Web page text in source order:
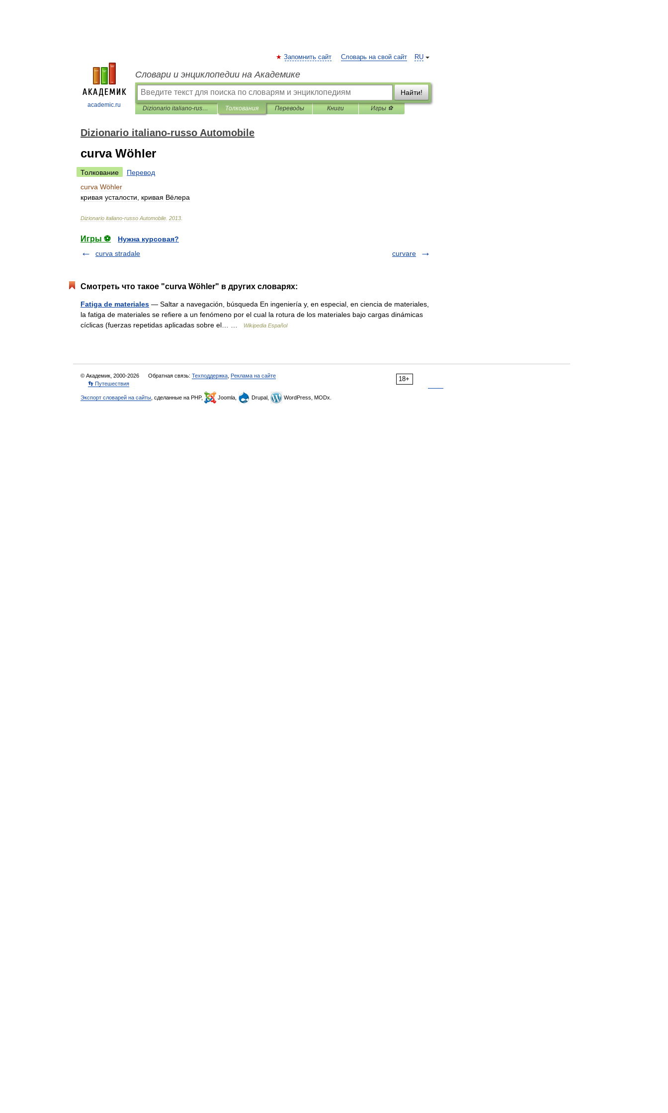
academic.ru
RU
Запомнить сайт Словарь на свой сайт
Словари и энциклопедии на Академике
Найти!
Dizionario italiano-russo Automobile Толкования Переводы Книги Игры ⚽
Dizionario italiano-russo Automobile
curva Wöhler
Толкование
Перевод
curva Wöhler
кривая усталости кривая Вёлера
Dizionario italiano-russo Automobile 2013
Игры ⚽
Нужна курсовая?
curva stradale
curvare
Смотреть что такое "curva Wöhler" в других словарях:
Fatiga de materiales — Saltar a navegación, búsqueda En ingeniería y, en especial, en ciencia de materiales,
la fatiga de materiales se refiere a un fenómeno por el cual la rotura de los materiales bajo cargas dinámicas
cíclicas (fuerzas repetidas aplicadas sobre el… …
Wikipedia Español
18+
© Академик, 2000-2026 Обратная связь: Техподдержка Реклама на сайте
👣 Путешествия
Экспорт словарей на сайты , сделанные на PHP, Joomla, Drupal, WordPress, MODx.